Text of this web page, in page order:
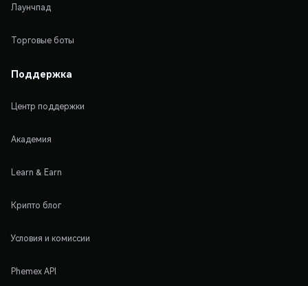
Лаунчпад
Торговые боты
Поддержка
Центр поддержки
Академия
Learn & Earn
Крипто блог
Условия и комиссии
Phemex API